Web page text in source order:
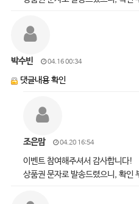
박수빈 04.16 00:34
댓글내용 확인
조은맘 04.20 16:54
이벤트 참여해주셔서 감사합니다!
상품권 문자로 발송드렸으니, 확인